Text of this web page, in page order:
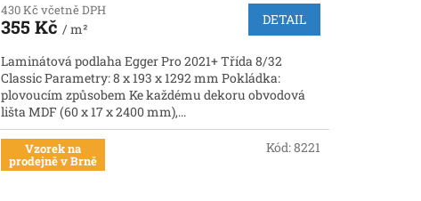
430 Kč včetně DPH
355 Kč / m²
DETAIL
Laminátová podlaha Egger Pro 2021+ Třída 8/32
Classic Parametry: 8 x 193 x 1292 mm Pokládka:
plovoucím způsobem Ke každému dekoru obvodová
lišta MDF (60 x 17 x 2400 mm),...
Vzorek na
prodejně v Brně
Kód:8221